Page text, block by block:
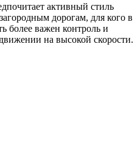
активный стиль
дорогам, для кого в
более важен контроль и
на высокой скорости.